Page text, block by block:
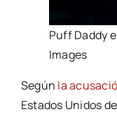
Puff Daddy
Images
Según la
Estados Unidos